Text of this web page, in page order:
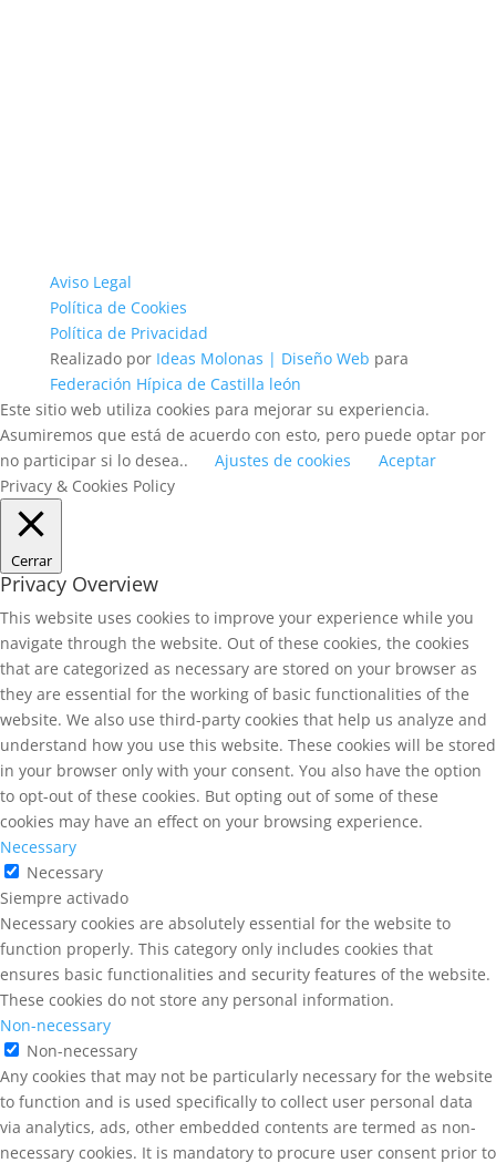
Aviso Legal
Política de Cookies
Política de Privacidad
Realizado por Ideas Molonas | Diseño Web para
Federación Hípica de Castilla león
Este sitio web utiliza cookies para mejorar su experiencia.
Asumiremos que está de acuerdo con esto, pero puede optar por
no participar si lo desea..
Ajustes de cookies
Aceptar
Privacy & Cookies Policy
Cerrar
Privacy Overview
This website uses cookies to improve your experience while you
navigate through the website. Out of these cookies, the cookies
that are categorized as necessary are stored on your browser as
they are essential for the working of basic functionalities of the
website. We also use third-party cookies that help us analyze and
understand how you use this website. These cookies will be stored
in your browser only with your consent. You also have the option
to opt-out of these cookies. But opting out of some of these
cookies may have an effect on your browsing experience.
Necessary
Necessary
Siempre activado
Necessary cookies are absolutely essential for the website to
function properly. This category only includes cookies that
ensures basic functionalities and security features of the website.
These cookies do not store any personal information.
Non-necessary
Non-necessary
Any cookies that may not be particularly necessary for the website
to function and is used specifically to collect user personal data
via analytics, ads, other embedded contents are termed as non-
necessary cookies. It is mandatory to procure user consent prior to